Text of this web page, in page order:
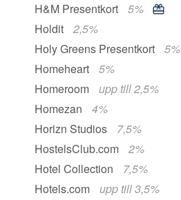
H&M Presentkort
5%
Holdit
2,5%
Holy Greens Presentkort
5%
Homeheart
5%
Homeroom
upp till 2,5%
Homezan
4%
Horizn Studios
7,5%
HostelsClub.com
2%
Hotel Collection
7,5%
Hotels.com
upp till 3,5%